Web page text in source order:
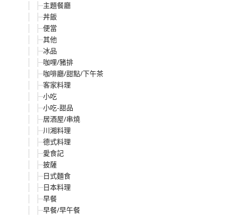
主題餐廳
丼飯
便當
其他
冰品
咖哩/豬排
咖啡廳/甜點/下午茶
客家料理
小吃
小吃-甜品
居酒屋/串燒
川湘料理
德式料理
愛食記
披薩
日式麵食
日本料理
早餐
早餐/早午餐